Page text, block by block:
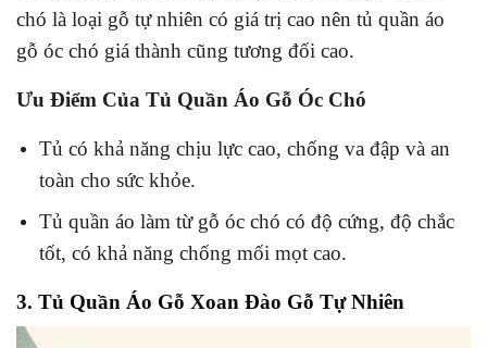
chó là loại gỗ tự nhiên có giá trị cao nên tủ quần áo
gỗ óc chó giá thành cũng tương đối cao.
Ưu Điểm Của Tủ Quần Áo Gỗ Óc Chó
Tủ có khả năng chịu lực cao, chống va đập và an
toàn cho sức khỏe.
Tủ quần áo làm từ gỗ óc chó có độ cứng, độ chắc
tốt, có khả năng chống mối mọt cao.
3. Tủ Quần Áo Gỗ Xoan Đào Gỗ Tự Nhiên